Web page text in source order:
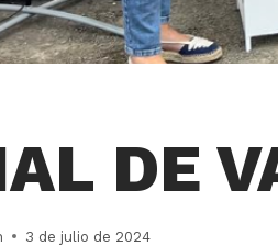
DE
3 de julio de 2024